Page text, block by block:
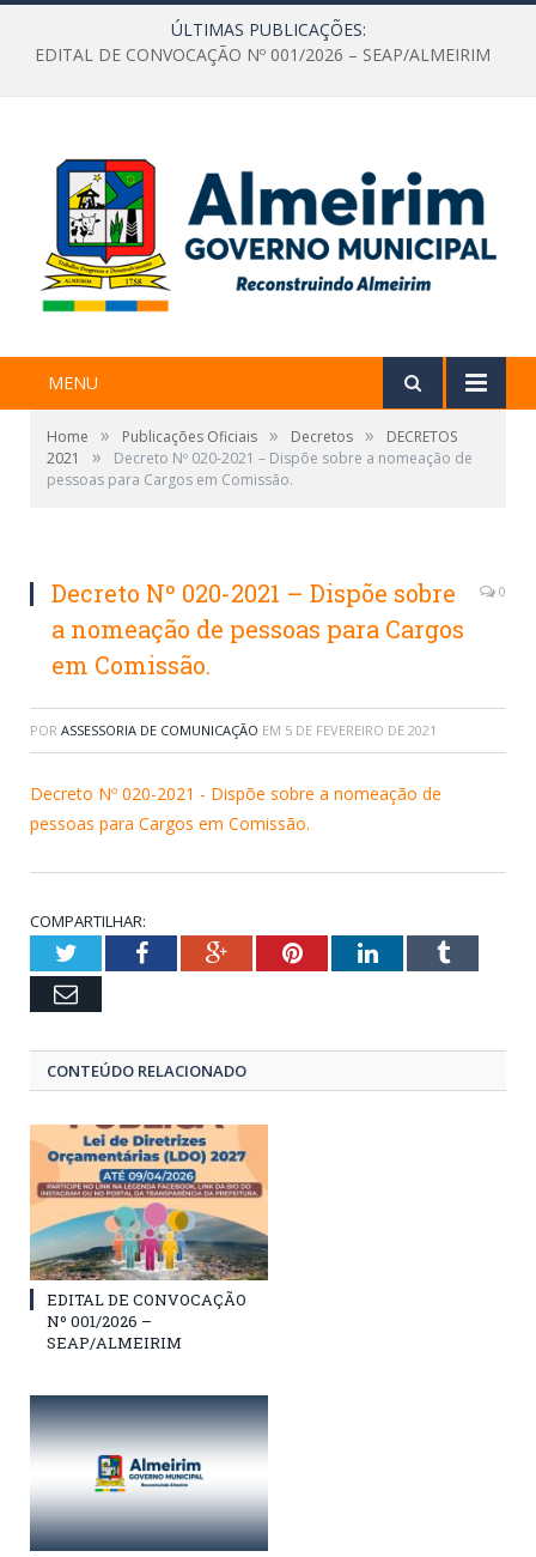
ÚLTIMAS PUBLICAÇÕES:
EDITAL DE CONVOCAÇÃO Nº 001/2026 – SEAP/ALMEIRIM
MENU
Home » Publicações Oficiais » Decretos »
DECRETOS
2021
»
Decreto Nº 020-2021 – Dispõe sobre a nomeação de
pessoas para Cargos em Comissão.
Decreto Nº 020-2021 – Dispõe sobre
a nomeação de pessoas para Cargos
em Comissão.
0
POR ASSESSORIA DE COMUNICAÇÃO EM 5 DE FEVEREIRO DE 2021
Decreto Nº 020-2021 - Dispõe sobre a nomeação de
pessoas para Cargos em Comissão.
COMPARTILHAR:
TwitterFacebookGoogle+PinterestLinkedInTumblr
Email
CONTEÚDO RELACIONADO
EDITAL DE CONVOCAÇÃO
Nº 001/2026 –
SEAP/ALMEIRIM